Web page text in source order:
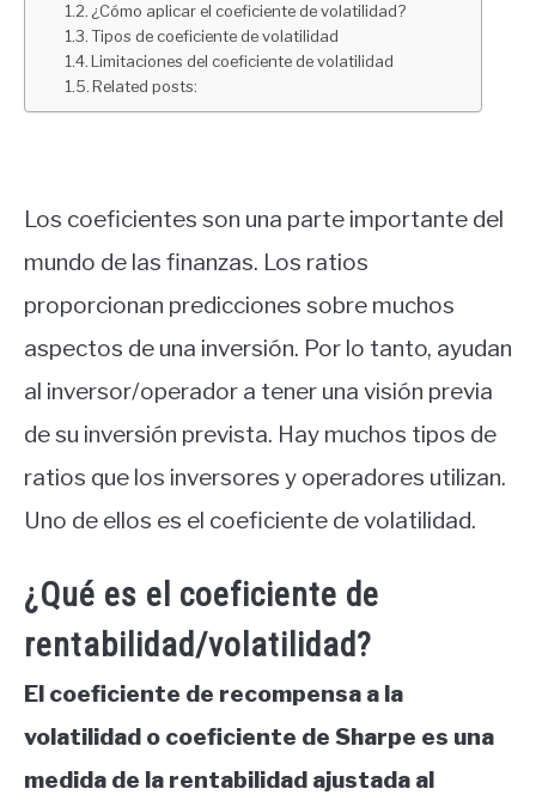
¿Cómo aplicar el coeficiente de volatilidad?
Tipos de coeficiente de volatilidad
Limitaciones del coeficiente de volatilidad
Related posts:
Los coeficientes son una parte importante del
mundo de las finanzas. Los ratios
proporcionan predicciones sobre muchos
aspectos de una inversión. Por lo tanto, ayudan
al inversor/operador a tener una visión previa
de su inversión prevista. Hay muchos tipos de
ratios que los inversores y operadores utilizan.
Uno de ellos es el coeficiente de volatilidad.
¿Qué es el coeficiente de
rentabilidad/volatilidad?
El coeficiente de recompensa a la
volatilidad o coeficiente de Sharpe es una
medida de la rentabilidad ajustada al